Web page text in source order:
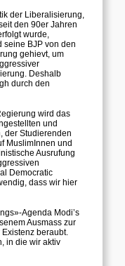
der Liberalisierung,
den 90er Jahren
wurde,
seine BJP von den
gehievt, um
Deshalb
durch den
wird das
und
der Studierenden
MuslimInnen und
Ausrufung
Democratic
dass wir hier
Agenda Modi’s
Ausmass zur
beraubt.
in die wir aktiv